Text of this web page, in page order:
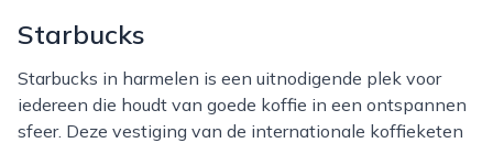
Starbucks
Starbucks in harmelen is een uitnodigende plek voor
iedereen die houdt van goede koffie in een ontspannen
sfeer. Deze vestiging van de internationale koffieketen